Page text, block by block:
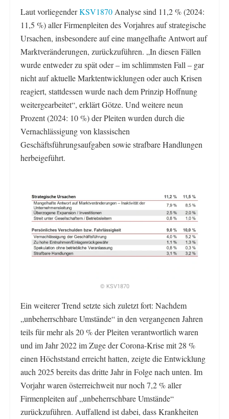
Laut vorliegenderKSV1870Analyse sind 11,2 % (2024:
11,5 %) aller Firmenpleiten des Vorjahres auf strategische
Ursachen, insbesondere auf eine mangelhafte Antwort auf
Marktveränderungen, zurückzuführen. „In diesen Fällen
wurde entweder zu spät oder – im schlimmsten Fall – gar
nicht auf aktuelle Marktentwicklungen oder auch Krisen
reagiert, stattdessen wurde nach dem Prinzip Hoffnung
weitergearbeitet“, erklärt Götze. Und weitere neun
Prozent (2024: 10 %) der Pleiten wurden durch die
Vernachlässigung von klassischen
Geschäftsführungsaufgaben sowie strafbare Handlungen
herbeigeführt.
© KSV1870
Ein weiterer Trend setzte sich zuletzt fort: Nachdem
„unbeherrschbare Umstände“ in den vergangenen Jahren
teils für mehr als 20 % der Pleiten verantwortlich waren
und im Jahr 2022 im Zuge der Corona-Krise mit 28 %
einen Höchststand erreicht hatten, zeigte die Entwicklung
auch 2025 bereits das dritte Jahr in Folge nach unten. Im
Vorjahr waren österreichweit nur noch 7,2 % aller
Firmenpleiten auf „unbeherrschbare Umstände“
zurückzuführen. Auffallend ist dabei, dass Krankheiten